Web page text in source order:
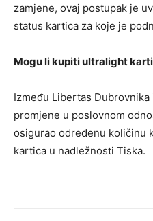
zamjene, ovaj postupak je
status kartica za koje je
Mogu li kupiti ultralight
Između Libertas
promjene u poslovnom
osigurao određenu količinu
kartica u nadležnosti Tiska.